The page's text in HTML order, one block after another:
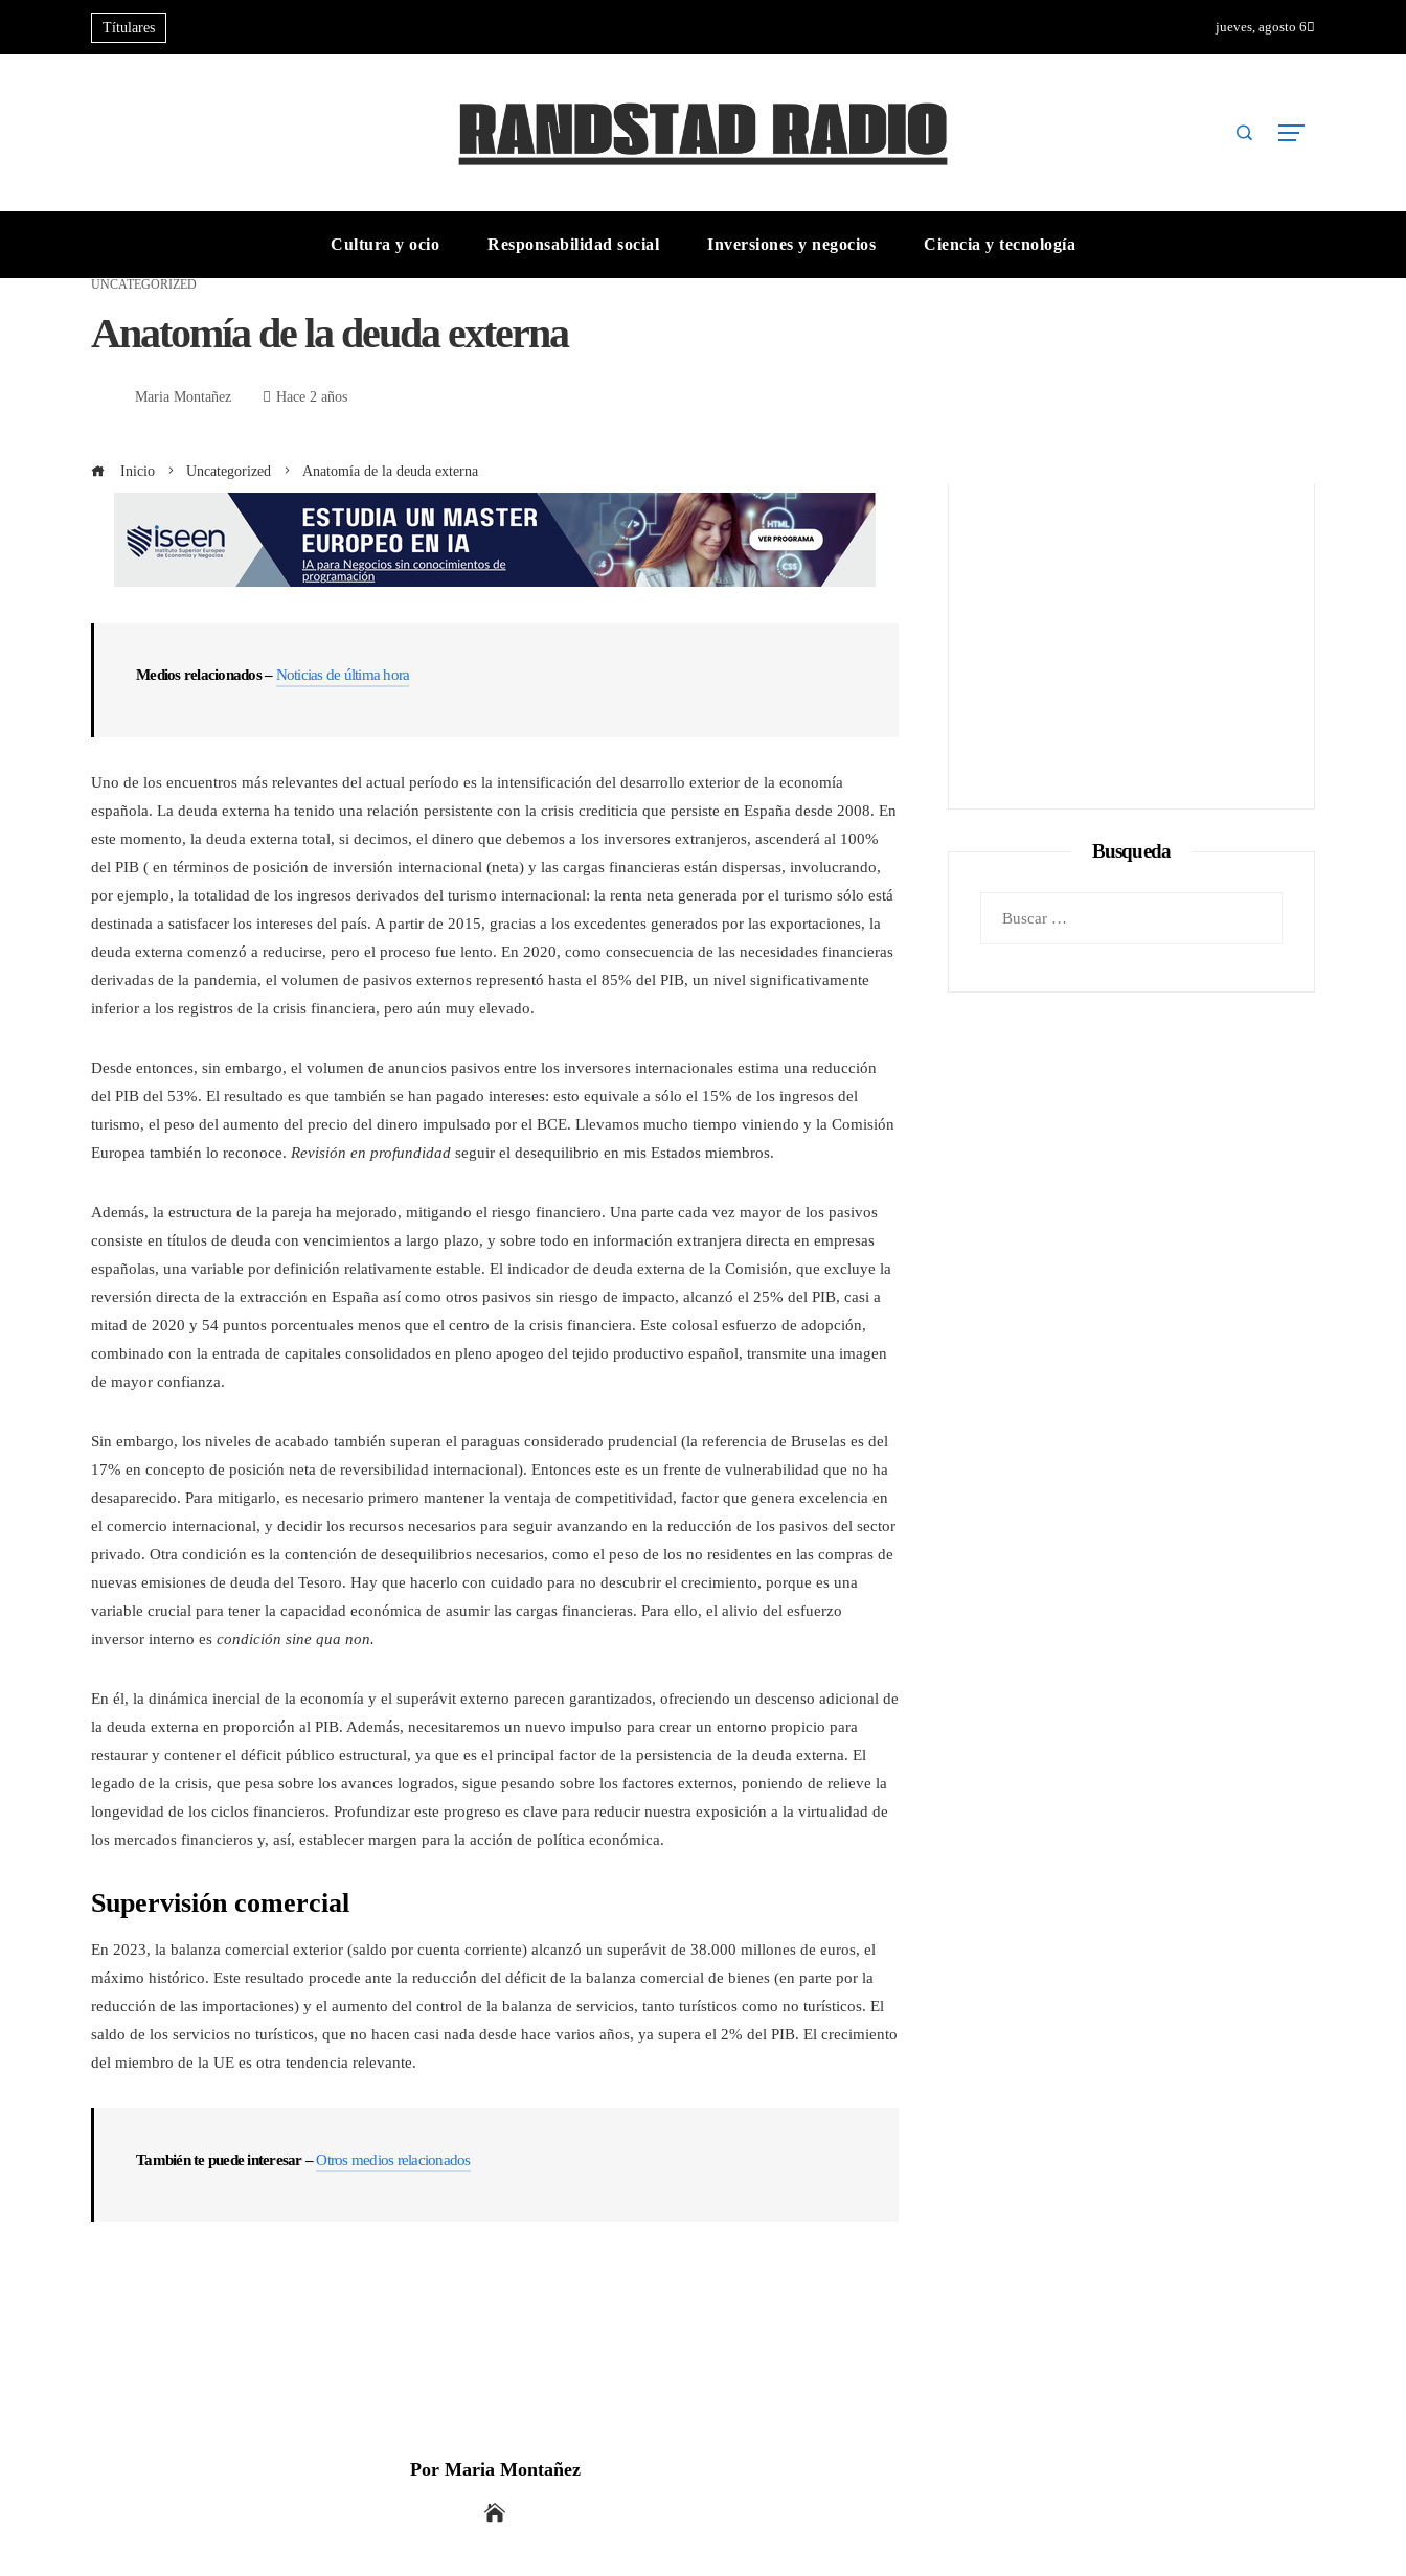
Títulares jueves, agosto 6
Cultura y ocio Responsabilidad social Inversiones y negocios Ciencia y tecnología
UNCATEGORIZED
Anatomía de la deuda externa
Maria Montañez Hace 2 años
Inicio Uncategorized Anatomía de la deuda externa
Medios relacionados –Noticias de última hora
Uno de los encuentros más relevantes del actual período es la intensificación del desarrollo exterior de la economía
española. La deuda externa ha tenido una relación persistente con la crisis crediticia que persiste en España desde 2008. En
este momento, la deuda externa total, si decimos, el dinero que debemos a los inversores extranjeros, ascenderá al 100%
del PIB ( en términos de posición de inversión internacional (neta) y las cargas financieras están dispersas, involucrando,
por ejemplo, la totalidad de los ingresos derivados del turismo internacional: la renta neta generada por el turismo sólo está
destinada a satisfacer los intereses del país. A partir de 2015, gracias a los excedentes generados por las exportaciones, la
deuda externa comenzó a reducirse, pero el proceso fue lento. En 2020, como consecuencia de las necesidades financieras
derivadas de la pandemia, el volumen de pasivos externos representó hasta el 85% del PIB, un nivel significativamente
inferior a los registros de la crisis financiera, pero aún muy elevado.
Desde entonces, sin embargo, el volumen de anuncios pasivos entre los inversores internacionales estima una reducción
del PIB del 53%. El resultado es que también se han pagado intereses: esto equivale a sólo el 15% de los ingresos del
turismo, el peso del aumento del precio del dinero impulsado por el BCE. Llevamos mucho tiempo viniendo y la Comisión
Europea también lo reconoce. Revisión en profundidad seguir el desequilibrio en mis Estados miembros.
Además, la estructura de la pareja ha mejorado, mitigando el riesgo financiero. Una parte cada vez mayor de los pasivos
consiste en títulos de deuda con vencimientos a largo plazo, y sobre todo en información extranjera directa en empresas
españolas, una variable por definición relativamente estable. El indicador de deuda externa de la Comisión, que excluye la
reversión directa de la extracción en España así como otros pasivos sin riesgo de impacto, alcanzó el 25% del PIB, casi a
mitad de 2020 y 54 puntos porcentuales menos que el centro de la crisis financiera. Este colosal esfuerzo de adopción,
combinado con la entrada de capitales consolidados en pleno apogeo del tejido productivo español, transmite una imagen
de mayor confianza.
Sin embargo, los niveles de acabado también superan el paraguas considerado prudencial (la referencia de Bruselas es del
17% en concepto de posición neta de reversibilidad internacional). Entonces este es un frente de vulnerabilidad que no ha
desaparecido. Para mitigarlo, es necesario primero mantener la ventaja de competitividad, factor que genera excelencia en
el comercio internacional, y decidir los recursos necesarios para seguir avanzando en la reducción de los pasivos del sector
privado. Otra condición es la contención de desequilibrios necesarios, como el peso de los no residentes en las compras de
nuevas emisiones de deuda del Tesoro. Hay que hacerlo con cuidado para no descubrir el crecimiento, porque es una
variable crucial para tener la capacidad económica de asumir las cargas financieras. Para ello, el alivio del esfuerzo
inversor interno es condición sine qua non.
En él, la dinámica inercial de la economía y el superávit externo parecen garantizados, ofreciendo un descenso adicional de
la deuda externa en proporción al PIB. Además, necesitaremos un nuevo impulso para crear un entorno propicio para
restaurar y contener el déficit público estructural, ya que es el principal factor de la persistencia de la deuda externa. El
legado de la crisis, que pesa sobre los avances logrados, sigue pesando sobre los factores externos, poniendo de relieve la
longevidad de los ciclos financieros. Profundizar este progreso es clave para reducir nuestra exposición a la virtualidad de
los mercados financieros y, así, establecer margen para la acción de política económica.
Supervisión comercial
En 2023, la balanza comercial exterior (saldo por cuenta corriente) alcanzó un superávit de 38.000 millones de euros, el
máximo histórico. Este resultado procede ante la reducción del déficit de la balanza comercial de bienes (en parte por la
reducción de las importaciones) y el aumento del control de la balanza de servicios, tanto turísticos como no turísticos. El
saldo de los servicios no turísticos, que no hacen casi nada desde hace varios años, ya supera el 2% del PIB. El crecimiento
del miembro de la UE es otra tendencia relevante.
También te puede interesar –Otros medios relacionados
Por Maria Montañez
Busqueda